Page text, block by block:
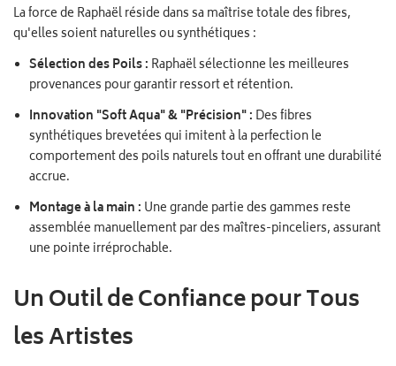
La force de Raphaël réside dans sa maîtrise totale des fibres,
qu'elles soient naturelles ou synthétiques :
Sélection des Poils : Raphaël sélectionne les meilleures
provenances pour garantir ressort et rétention.
Innovation "Soft Aqua" & "Précision" : Des fibres
synthétiques brevetées qui imitent à la perfection le
comportement des poils naturels tout en offrant une durabilité
accrue.
Montage à la main : Une grande partie des gammes reste
assemblée manuellement par des maîtres-pinceliers, assurant
une pointe irréprochable.
Un Outil de Confiance pour Tous
les Artistes